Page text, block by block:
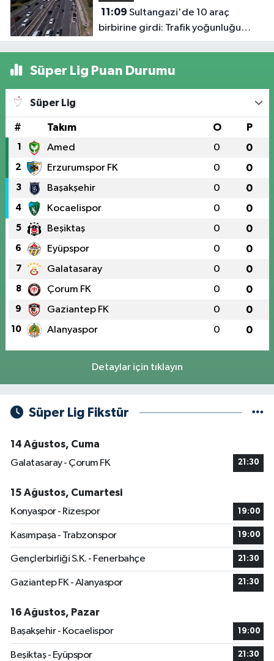
11:09
birbirine girdi: Trafik yoğunluğu
havadan görüntülendi
Süper Lig Puan Durumu
Süper Lig
# Takım O P
1 Amed 0 0
2 Erzurumspor FK 0 0
3 Başakşehir 0 0
4 Kocaelispor 0 0
5 Beşiktaş 0 0
6 Eyüpspor 0 0
7 Galatasaray 0 0
8 Çorum FK 0 0
9 Gaziantep FK 0 0
10 Alanyaspor 0 0
Detaylar için tıklayın
Süper Lig Fikstür
14 Ağustos, Cuma
Galatasaray - Çorum FK
21:30
15 Ağustos, Cumartesi
Konyaspor - Rizespor
19:00
Kasımpaşa - Trabzonspor 19:00
Gençlerbirliği S.K. - Fenerbahçe 21:30
Gaziantep FK - Alanyaspor 21:30
16 Ağustos, Pazar
Başakşehir - Kocaelispor
19:00
Beşiktaş - Eyüpspor 21:30